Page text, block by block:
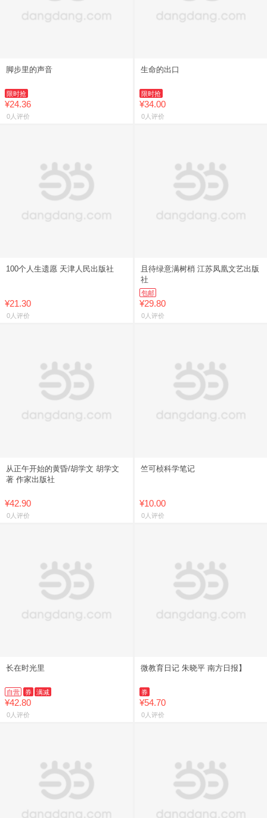
脚步里的声音
限时抢
¥24.36
0人评价
生命的出口
限时抢
¥34.00
0人评价
100个人生遗愿 天津人民出版社
¥21.30
0人评价
且待绿意满树梢 江苏凤凰文艺出版
社
包邮
¥29.80
0人评价
从正午开始的黄昏/胡学文 胡学文
著 作家出版社
¥42.90
0人评价
竺可桢科学笔记
¥10.00
0人评价
长在时光里
自营 券 满减
¥42.80
0人评价
微教育日记 朱晓平 南方日报】
券
¥54.70
0人评价